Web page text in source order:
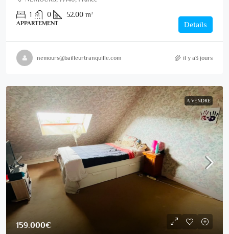
1 0 52.00 m²
APPARTEMENT Details
nemours@bailleurtranquille.com il y a3 jours
A VENDRE
159.000€